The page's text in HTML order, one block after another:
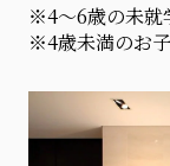
※4～6歳の未就
※4歳未満のお